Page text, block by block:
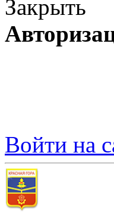
Закрыть
Войти на